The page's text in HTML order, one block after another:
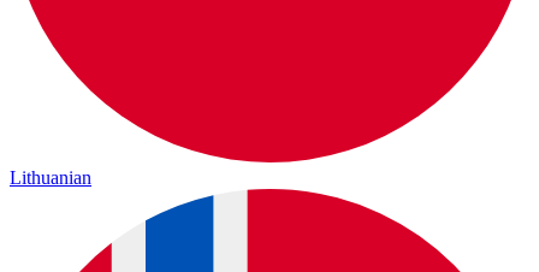
Lithuanian